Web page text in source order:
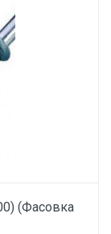
(Фасовка